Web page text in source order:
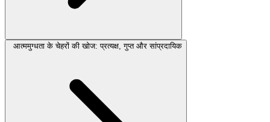
आत्ममुग्धता के चेहरों की खोज: प्रत्यक्ष, गुप्त और सांप्रदायिक